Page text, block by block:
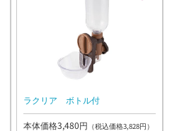
ラクリア ボトル付
本体価格3,480円 （税込価格3,828円）